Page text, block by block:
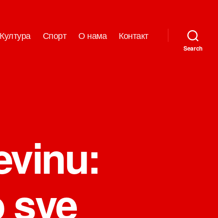
Култура Спорт О нама Контакт
Search
sve